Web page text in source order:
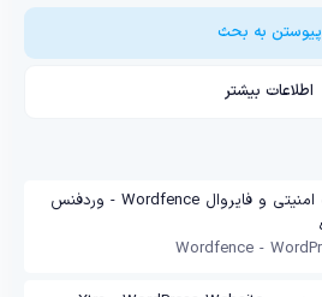
س
ا
پیوستن به بحث
اطلاعات بیشتر
دانلود افزونه امنیتی و فایروال Wordfence - وردفنس
Wordfence -